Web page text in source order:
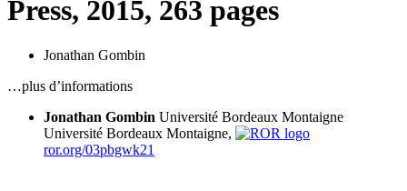
Press, 2015, 263 pages
Jonathan Gombin
…plus d’informations
Jonathan Gombin Université Bordeaux Montaigne
Université Bordeaux Montaigne,
ror.org/03pbgwk21